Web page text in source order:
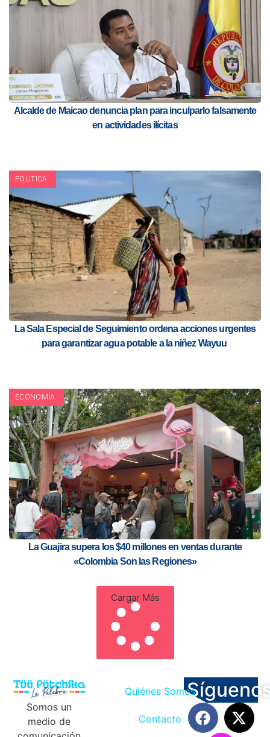
Alcalde de Maicao denuncia plan para inculparlo falsamente
en actividades ilícitas
POLITICA
La Sala Especial de Seguimiento ordena acciones urgentes
para garantizar agua potable a la niñez Wayuu
ECONOMÍA
La Guajira supera los $40 millones en ventas durante
«Colombia Son las Regiones»
Cargar Más
Somos un
medio de
Quiénes Somos
Contacto